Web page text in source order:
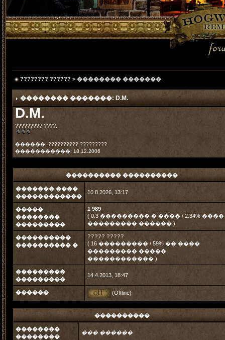
???????? ?????? > �������� �������
�������� �������: D.M.
D.M.
????????? ????.
������: ?????????? ?????????
�����������: 18.12.2006
���������� ����������
������� ����
������������
10.8.2026, 13:17
�����
��������
���������
1 989
( 0.3 ��������� � ���� / 2.34% ����
��������� ������ )
����������
���������� �
????? ?????
( 16 ��������� / 59% �� ����
��������� �����
������������ )
���������
���������
14.4.2013, 18:47
������ (Offline)
����������
��������
��������
��� ������